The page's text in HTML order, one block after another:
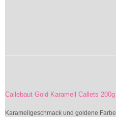
Callebaut Gold Karamell Callets 200g
Karamellgeschmack und goldene Farbe